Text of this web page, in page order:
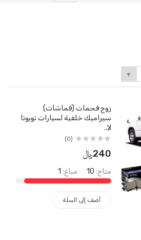
▼
زوج فحمات (قماشات)
سيراميك خلفية لسيارات تويوتا
لا..
(0)
240﷼
متاح: 10 مباع: 1
أضف إلى السلة